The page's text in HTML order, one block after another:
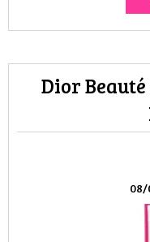
08/
Dior